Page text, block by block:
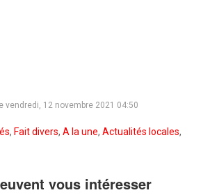
vendredi, 12 novembre 2021 04:50
, Fait divers, A la une, Actualités locales,
vous intéresser